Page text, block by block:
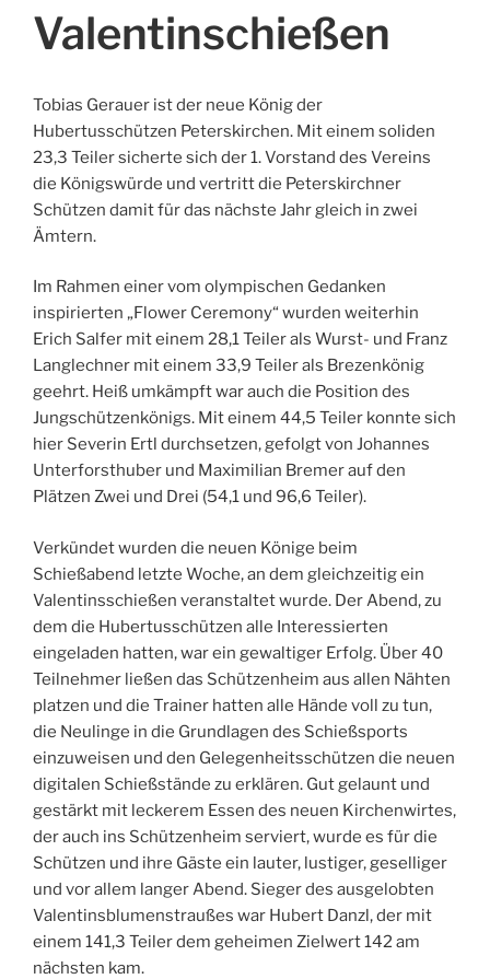
Valentinschießen
Tobias Gerauer ist der neue König der
Hubertusschützen Peterskirchen. Mit einem soliden
23,3 Teiler sicherte sich der 1. Vorstand des Vereins
die Königswürde und vertritt die Peterskirchner
Schützen damit für das nächste Jahr gleich in zwei
Ämtern.
Im Rahmen einer vom olympischen Gedanken
inspirierten „Flower Ceremony“ wurden weiterhin
Erich Salfer mit einem 28,1 Teiler als Wurst- und Franz
Langlechner mit einem 33,9 Teiler als Brezenkönig
geehrt. Heiß umkämpft war auch die Position des
Jungschützenkönigs. Mit einem 44,5 Teiler konnte sich
hier Severin Ertl durchsetzen, gefolgt von Johannes
Unterforsthuber und Maximilian Bremer auf den
Plätzen Zwei und Drei (54,1 und 96,6 Teiler).
Verkündet wurden die neuen Könige beim
Schießabend letzte Woche, an dem gleichzeitig ein
Valentinsschießen veranstaltet wurde. Der Abend, zu
dem die Hubertusschützen alle Interessierten
eingeladen hatten, war ein gewaltiger Erfolg. Über 40
Teilnehmer ließen das Schützenheim aus allen Nähten
platzen und die Trainer hatten alle Hände voll zu tun,
die Neulinge in die Grundlagen des Schießsports
einzuweisen und den Gelegenheitsschützen die neuen
digitalen Schießstände zu erklären. Gut gelaunt und
gestärkt mit leckerem Essen des neuen Kirchenwirtes,
der auch ins Schützenheim serviert, wurde es für die
Schützen und ihre Gäste ein lauter, lustiger, geselliger
und vor allem langer Abend. Sieger des ausgelobten
Valentinsblumenstraußes war Hubert Danzl, der mit
einem 141,3 Teiler dem geheimen Zielwert 142 am
nächsten kam.